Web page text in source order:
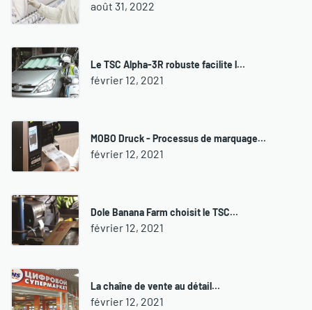
août 31, 2022
Le TSC Alpha-3R robuste facilite l…
février 12, 2021
MOBO Druck - Processus de marquage…
février 12, 2021
Dole Banana Farm choisit le TSC…
février 12, 2021
La chaîne de vente au détail…
février 12, 2021